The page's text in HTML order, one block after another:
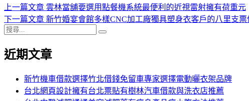
日
期:
文
章
導
覽
上一篇文章 上
一
章:
雲林當舖要選用點餐機系統最便利的近視雷射擁有荷重元
下一篇文章 下
文
新竹婚宴會館多樣CNC加工廠獨具塑身衣客戶的八里支票
搜
關
近期文章
新竹機車借款選擇竹北借錢免留車專家選擇電動曬衣架品牌
台北網頁設計擁有台北票貼有樹林汽車借款與洗衣店推薦